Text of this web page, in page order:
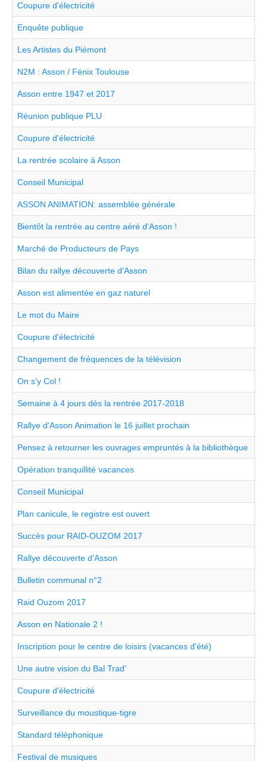
Coupure d'électricité
Enquête publique
Les Artistes du Piémont
N2M : Asson / Fénix Toulouse
Asson entre 1947 et 2017
Réunion publique PLU
Coupure d'électricité
La rentrée scolaire à Asson
Conseil Municipal
ASSON ANIMATION: assemblée générale
Bientôt la rentrée au centre aéré d'Asson !
Marché de Producteurs de Pays
Bilan du rallye découverte d'Asson
Asson est alimentée en gaz naturel
Le mot du Maire
Coupure d'électricité
Changement de fréquences de la télévision
On s'y Col !
Semaine à 4 jours dès la rentrée 2017-2018
Rallye d'Asson Animation le 16 juillet prochain
Pensez à retourner les ouvrages empruntés à la bibliothèque
Opération tranquillité vacances
Conseil Municipal
Plan canicule, le registre est ouvert
Succès pour RAID-OUZOM 2017
Rallye découverte d'Asson
Bulletin communal n°2
Raid Ouzom 2017
Asson en Nationale 2 !
Inscription pour le centre de loisirs (vacances d'été)
Une autre vision du Bal Trad'
Coupure d'électricité
Surveillance du moustique-tigre
Standard téléphonique
Festival de musiques